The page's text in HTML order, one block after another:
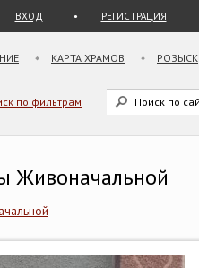
ВХОД РЕГИСТРАЦИЯ
КАРТА ХРАМОВ РОЗЫСК
по фильтрам
Живоначальной